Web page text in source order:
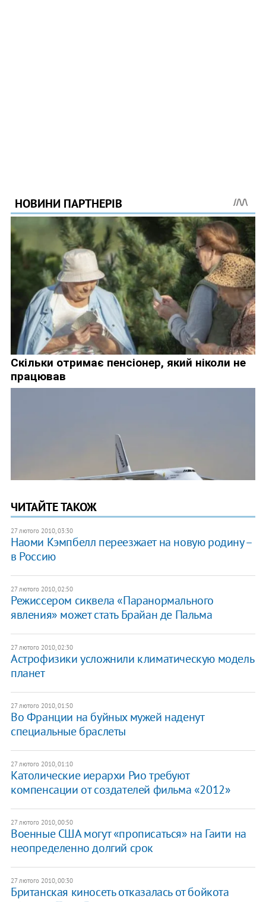
ЧИТАЙТЕ ТАКОЖ
27 лютого 2010, 03:30
Наоми Кэмпбелл переезжает на новую родину –
в Россию
27 лютого 2010, 02:50
Режиссером сиквела «Паранормального
явления» может стать Брайан де Пальма
27 лютого 2010, 02:30
Астрофизики усложнили климатическую модель
планет
27 лютого 2010, 01:50
Во Франции на буйных мужей наденут
специальные браслеты
27 лютого 2010, 01:10
Католические иерархи Рио требуют
компенсации от создателей фильма «2012»
27 лютого 2010, 00:50
Военные США могут «прописаться» на Гаити на
неопределенно долгий срок
27 лютого 2010, 00:30
Британская киносеть отказалась от бойкота